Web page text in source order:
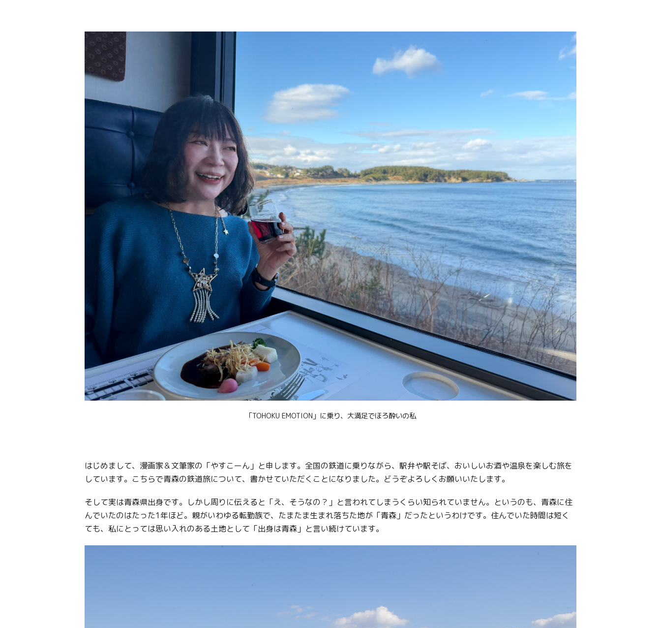
「TOHOKU EMOTION」に乗り、大満足でほろ酔いの私
はじめまして、漫画家＆文筆家の「やすこーん」と申します。全国の鉄道に乗りながら、駅弁や駅そば、おいしいお酒や温泉を楽しむ旅を
しています。こちらで青森の鉄道旅について、書かせていただくことになりました。どうぞよろしくお願いいたします。
そして実は青森県出身です。しかし周りに伝えると「え、そうなの？」と言われてしまうくらい知られていません。というのも、青森に住
んでいたのはたった1年ほど。親がいわゆる転勤族で、たまたま生まれ落ちた地が「青森」だったというわけです。住んでいた時間は短く
ても、私にとっては思い入れのある土地として「出身は青森」と言い続けています。